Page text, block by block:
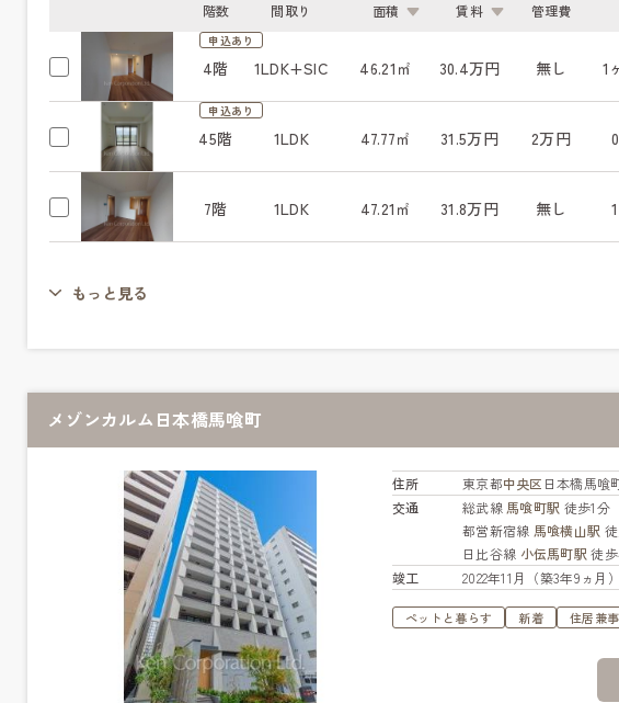
階数 間取り 面積 賃料 管理費
申込あり
4階 1LDK+SIC 46.21㎡ 30.4万円 無し 1
申込あり
45階 1LDK 47.77㎡ 31.5万円 2万円
7階 1LDK 47.21㎡ 31.8万円 無し
もっと見る
メゾンカルム日本橋馬喰町
住所 東京都中央区 日本橋馬喰
交通
総武線 馬喰町駅 徒歩1分
都営新宿線 馬喰横山駅
日比谷線 小伝馬町駅 徒
竣工
2022年11月（築3年9ヵ月）
ペットと暮らす 新着 住居兼